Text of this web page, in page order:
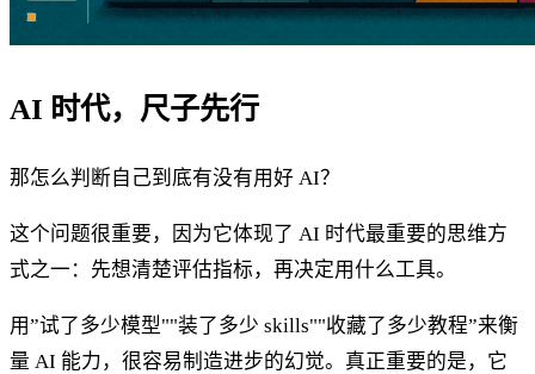
AI 时代，尺子先行
那怎么判断自己到底有没有用好 AI？
这个问题很重要，因为它体现了 AI 时代最重要的思维方
式之一：先想清楚评估指标，再决定用什么工具。
用”试了多少模型""装了多少 skills""收藏了多少教程”来衡
量 AI 能力，很容易制造进步的幻觉。真正重要的是，它